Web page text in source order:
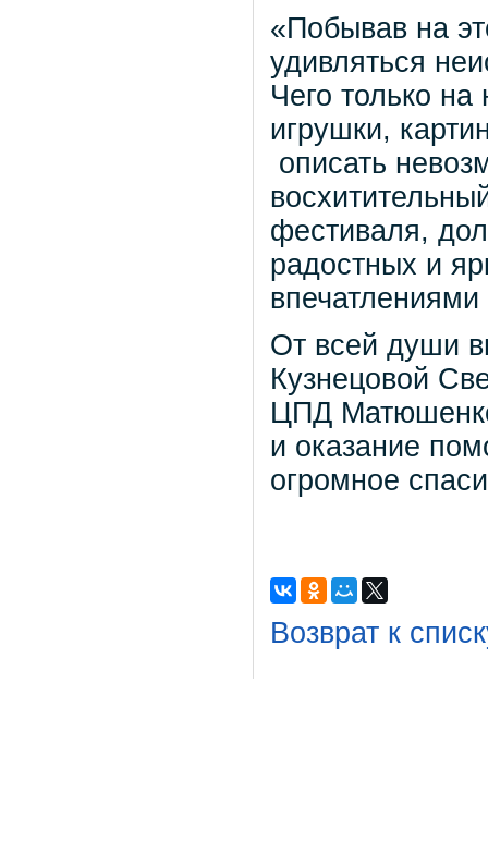
«Побывав на
удивляться
Чего только
игрушки,
описать
фестиваля,
радостных и
От всей души
Кузнецовой
ЦПД
и оказание
огромное
Возврат к